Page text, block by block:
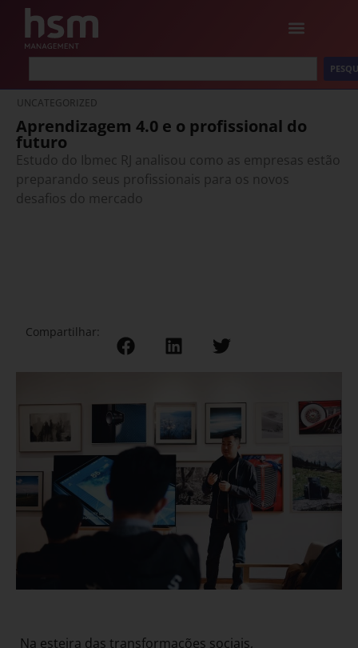
UNCATEGORIZED
Aprendizagem 4.0 e o profissional do
futuro
Estudo do Ibmec RJ analisou como as empresas estão
preparando seus profissionais para os novos
desafios do mercado
Compartilhar:
Na esteira das transformações sociais,